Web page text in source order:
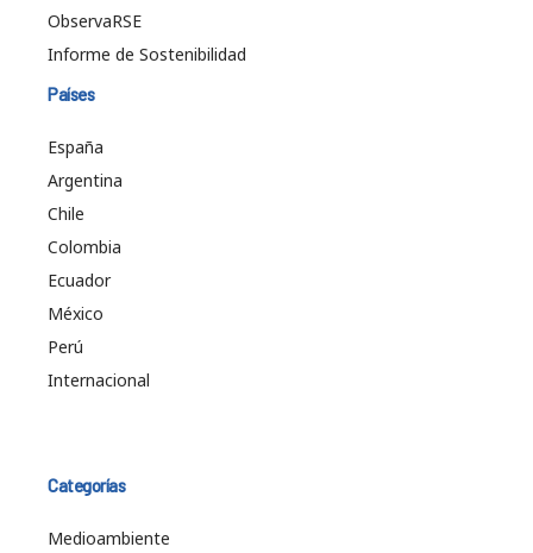
ObservaRSE
Informe de Sostenibilidad
Países
España
Argentina
Chile
Colombia
Ecuador
México
Perú
Internacional
Categorías
Medioambiente